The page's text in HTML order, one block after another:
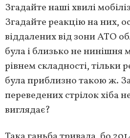
Згадайте наші хвилі
Згадайте реакцію на них,
віддалених від зони АТО
була і близько не нинішня
рівнем складності, тільки
була приблизно такою ж.
переведених стрілок хіба
виглядає?